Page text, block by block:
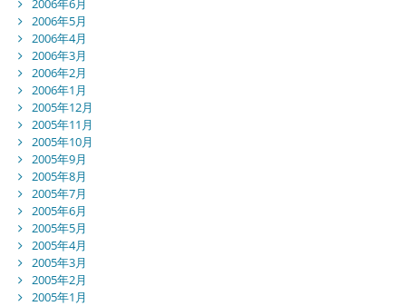
2006年5月
2006年4月
2006年3月
2006年2月
2006年1月
2005年12月
2005年11月
2005年10月
2005年9月
2005年8月
2005年7月
2005年6月
2005年5月
2005年4月
2005年3月
2005年2月
2005年1月